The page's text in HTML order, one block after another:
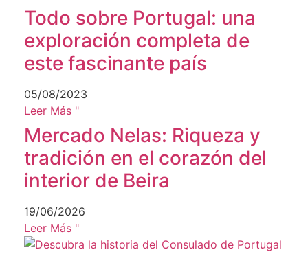
Todo sobre Portugal: una
exploración completa de
este fascinante país
05/08/2023
Leer Más "
Mercado Nelas: Riqueza y
tradición en el corazón del
interior de Beira
19/06/2026
Leer Más "